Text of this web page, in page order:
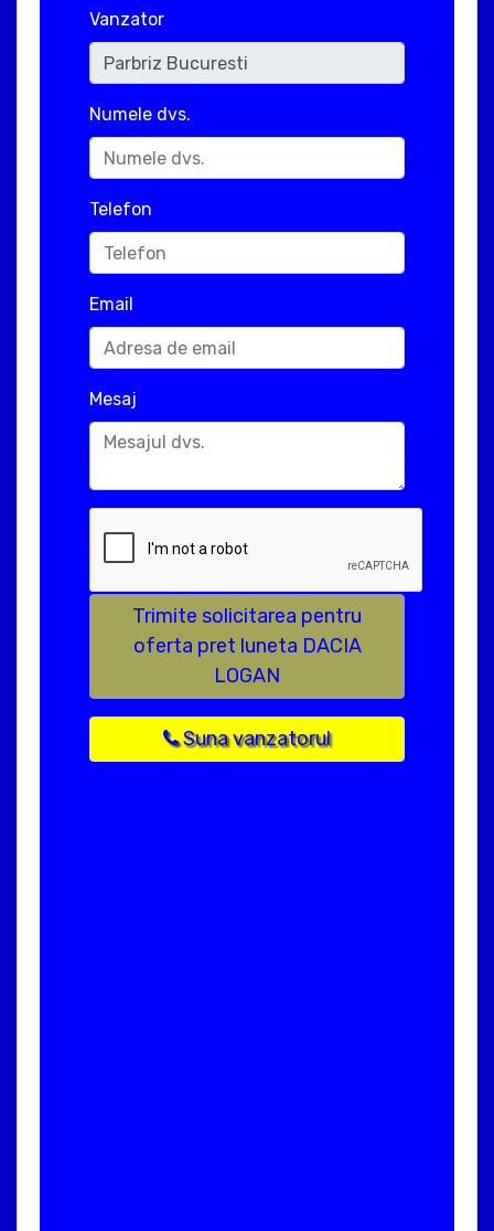
Vanzator
Numele dvs.
Telefon
Email
Mesaj
Trimite solicitarea pentru
oferta pret luneta DACIA
LOGAN
Suna vanzatorul